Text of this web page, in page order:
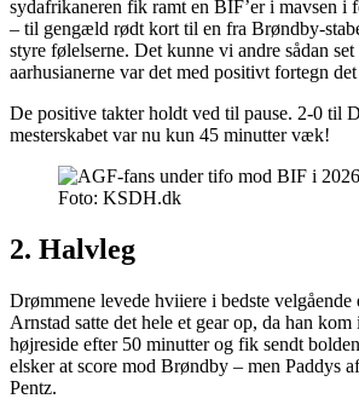
sydafrikaneren fik ramt en BIF’er i mavsen i
– til gengæld rødt kort til en fra Brøndby-
styre følelserne. Det kunne vi andre sådan
aarhusianerne var det med positivt fortegn det
De positive takter holdt ved til pause. 2-0 til
mesterskabet var nu kun 45 minutter væk!
Foto: KSDH.dk
2. Halvleg
Drømmene levede hviiere i bedste velgående
Arnstad satte det hele et gear op, da han
højreside efter 50 minutter og fik sendt
elsker at score mod Brøndby – men Paddys
Pentz.